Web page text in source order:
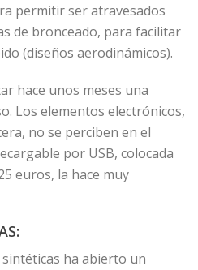
permitir ser atravesados
de bronceado, para facilitar
(diseños aerodinámicos).
hace unos meses una
Los elementos electrónicos,
no se perciben en el
por USB, colocada
euros, la hace muy
ha abierto un